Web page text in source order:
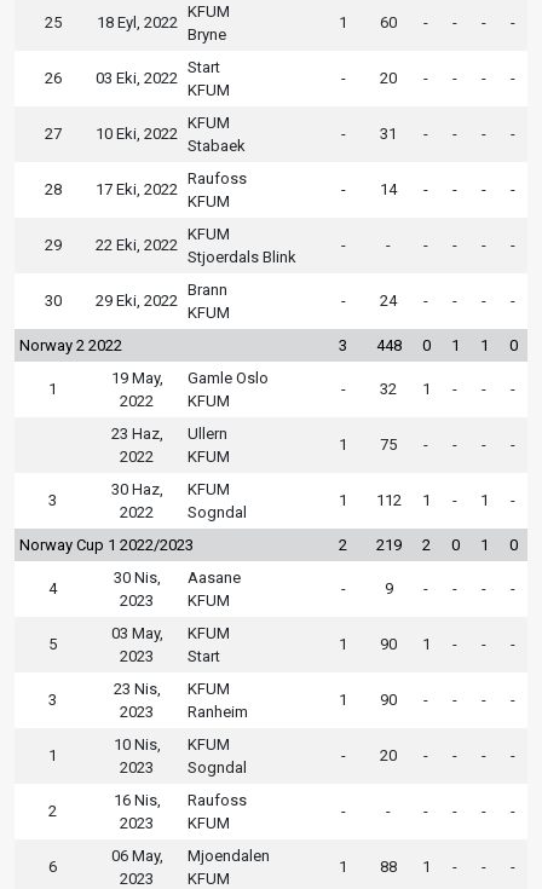
25 18 Eyl, 2022
KFUM
Bryne
1 60 - - - -
26 03 Eki, 2022
Start
KFUM
- 20 - - - -
27 10 Eki, 2022
KFUM
Stabaek
- 31 - - - -
28 17 Eki, 2022
Raufoss
KFUM
- 14 - - - -
29 22 Eki, 2022
KFUM
Stjoerdals Blink
- - - - - -
30 29 Eki, 2022
Brann
KFUM
- 24 - - - -
Norway 2 2022 3 448 0 1 1 0
1
19 May,
2022
Gamle Oslo
KFUM
- 32 1 - - -
23 Haz,
2022
Ullern
KFUM
1 75 - - - -
3
30 Haz,
2022
KFUM
Sogndal
1 112 1 - 1 -
Norway Cup 1 2022/2023 2 219 2 0 1 0
4
30 Nis,
2023
Aasane
KFUM
- 9 - - - -
5
03 May,
2023
KFUM
Start
1 90 1 - - -
3
23 Nis,
2023
KFUM
Ranheim
1 90 - - - -
1
10 Nis,
2023
KFUM
Sogndal
- 20 - - - -
2
16 Nis,
2023
Raufoss
KFUM
- - - - - -
6
06 May,
2023
Mjoendalen
KFUM
1 88 1 - - -